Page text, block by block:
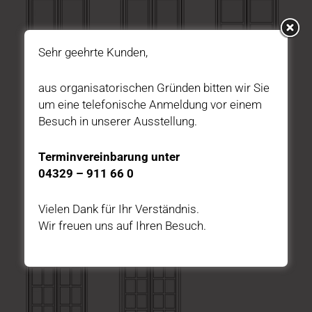
Sehr geehrte Kunden,
aus organisatorischen Gründen bitten wir Sie
um eine telefonische Anmeldung vor einem
Besuch in unserer Ausstellung.
Terminvereinbarung unter
04329 – 911 66 0
Vielen Dank für Ihr Verständnis.
Wir freuen uns auf Ihren Besuch.